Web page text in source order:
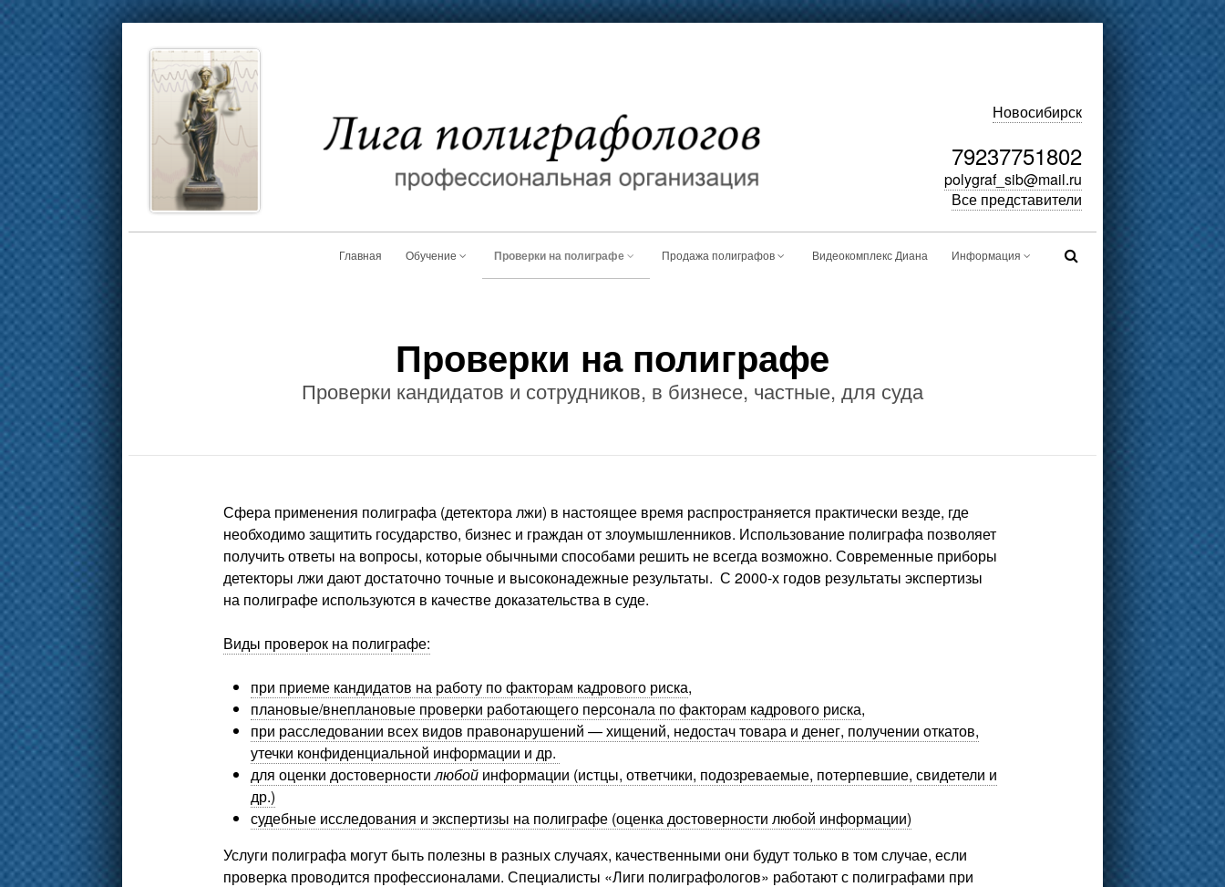
Новосибирск
79237751802
polygraf_sib@mail.ru
Все представители
Главная Обучение Проверки на полиграфе Продажа полиграфов Видеокомплекс Диана Информация
Проверки на полиграфе
Проверки кандидатов и сотрудников, в бизнесе, частные, для суда
Сфера применения полиграфа (детектора лжи) в настоящее время распространяется практически везде, где
необходимо защитить государство, бизнес и граждан от злоумышленников. Использование полиграфапозволяет
получить ответы на вопросы, которые обычными способами решить не всегда возможно. Современные приборы
детекторы лжи дают достаточно точные и высоконадежные результаты. С 2000-х годов результаты экспертизы
на полиграфе используются в качестве доказательства в суде.
Виды проверок на полиграфе:
при приеме кандидатов на работу по факторам кадрового риска,
плановые/внеплановые проверки работающего персонала по факторам кадрового риска,
при расследовании всех видов правонарушений — хищений, недостач товара и денег, получении откатов,
утечки конфиденциальной информации и др.
для оценки достоверностилюбойинформации (истцы, ответчики, подозреваемые, потерпевшие, свидетели и
др.)
судебные исследования и экспертизы на полиграфе (оценка достоверности любой информации)
Услуги полиграфа могут быть полезны в разных случаях, качественными они будут только в том случае, если
проверка проводится профессионалами. Специалисты «Лиги полиграфологов» работают с полиграфами при